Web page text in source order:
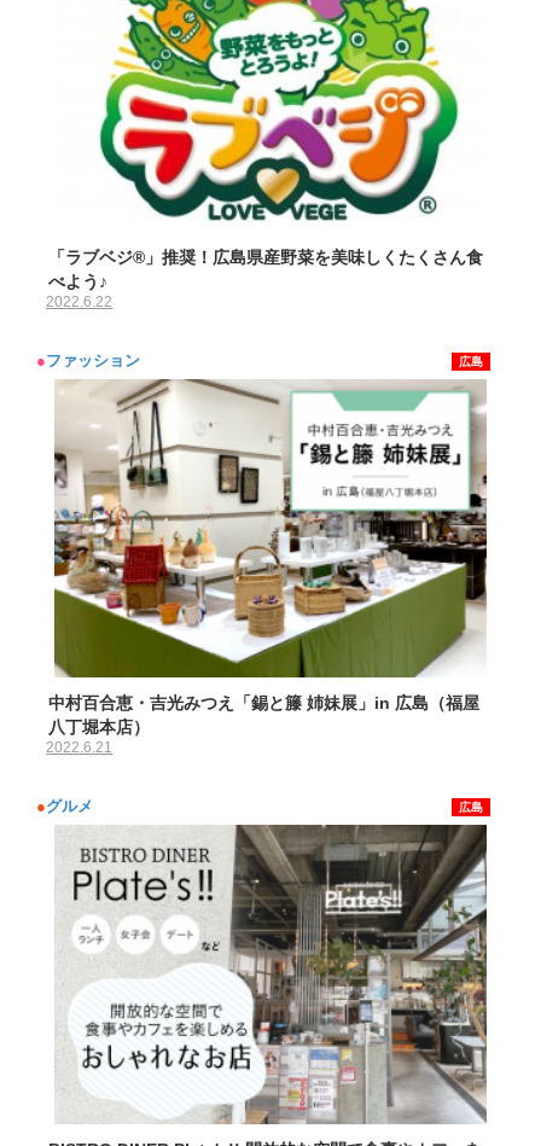
「ラブベジ®︎」推奨！広島県産野菜を美味しくたくさん食
べよう♪
2022.6.22
●ファッション 広島
中村百合恵・吉光みつえ「錫と籐 姉妹展」in 広島（福屋
八丁堀本店）
2022.6.21
●グルメ 広島